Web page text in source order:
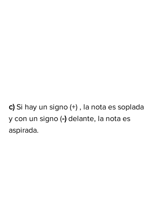
c) Si hay un signo (+) , la nota es soplada
y con un signo (-) delante, la nota es
aspirada.